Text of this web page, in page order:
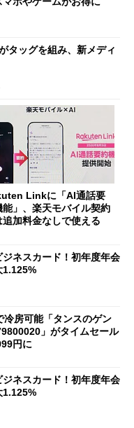
タッグを組み、新メディ
Linkに「AI通話要
能」、楽天モバイル契約
追加料金なしで使える
ネスカード！初年度年会
1.125%
冷房可能「タンスのゲン
」がタイムセール
円に
ネスカード！初年度年会
1.125%